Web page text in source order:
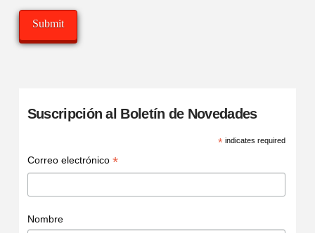
Suscripción al Boletín de Novedades
*indicates required
Correo electrónico *
Nombre